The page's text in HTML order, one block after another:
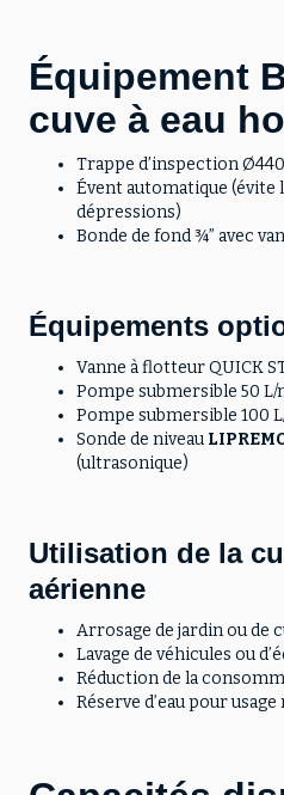
Équipement
cuve à eau
Trappe d’inspection
Évent automatique (évite
dépressions)
Bonde de fond ¾” avec
Équipements
Vanne à flotteur QUICK
Pompe submersible 50 L/
Pompe submersible 100
Sonde de niveau
(ultrasonique)
Utilisation de la
aérienne
Arrosage de jardin ou de
Lavage de véhicules ou
Réduction de la
Réserve d’eau pour